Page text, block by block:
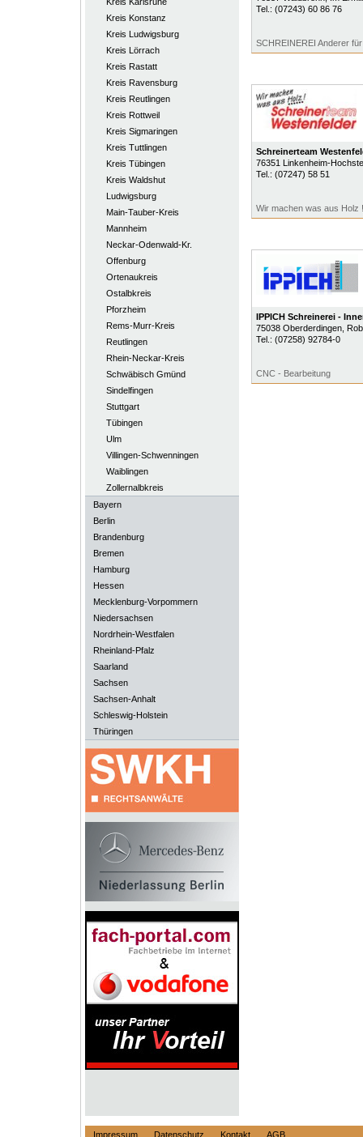
Kreis Konstanz
Kreis Ludwigsburg
Kreis Lörrach
Kreis Rastatt
Kreis Ravensburg
Kreis Reutlingen
Kreis Rottweil
Kreis Sigmaringen
Kreis Tuttlingen
Kreis Tübingen
Kreis Waldshut
Ludwigsburg
Main-Tauber-Kreis
Mannheim
Neckar-Odenwald-Kr.
Offenburg
Ortenaukreis
Ostalbkreis
Pforzheim
Rems-Murr-Kreis
Reutlingen
Rhein-Neckar-Kreis
Schwäbisch Gmünd
Sindelfingen
Stuttgart
Tübingen
Ulm
Villingen-Schwenningen
Waiblingen
Zollernalbkreis
Bayern
Berlin
Brandenburg
Bremen
Hamburg
Hessen
Mecklenburg-Vorpommern
Niedersachsen
Nordrhein-Westfalen
Rheinland-Pfalz
Saarland
Sachsen
Sachsen-Anhalt
Schleswig-Holstein
Thüringen
Tel.: (07243) 60 86 76
SCHREINEREI Anderer
Schreinerteam
76351 Linkenheim-
Tel.: (07247) 58 51
Wir machen was aus Holz !
IPPICH Schreinerei -
75038 Oberderdingen,
Tel.: (07258) 92784-0
CNC - Bearbeitung
Impressum Datenschutz Kontakt AGB